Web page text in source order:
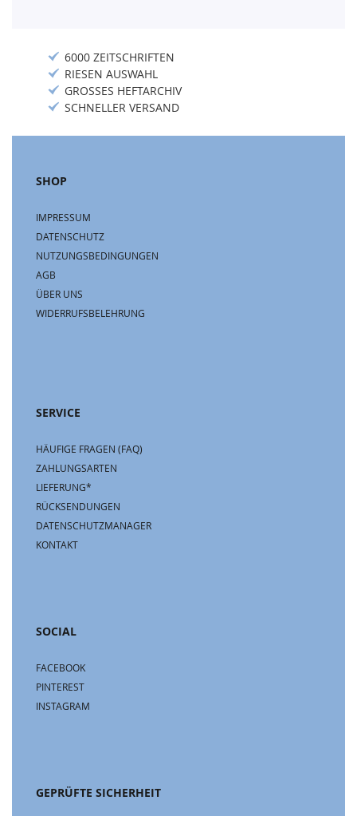
6000 ZEITSCHRIFTEN
RIESEN AUSWAHL
GROSSES HEFTARCHIV
SCHNELLER VERSAND
SHOP
IMPRESSUM
DATENSCHUTZ
NUTZUNGSBEDINGUNGEN
AGB
ÜBER UNS
WIDERRUFSBELEHRUNG
SERVICE
HÄUFIGE FRAGEN (FAQ)
ZAHLUNGSARTEN
LIEFERUNG*
RÜCKSENDUNGEN
DATENSCHUTZMANAGER
KONTAKT
SOCIAL
FACEBOOK
PINTEREST
INSTAGRAM
GEPRÜFTE SICHERHEIT